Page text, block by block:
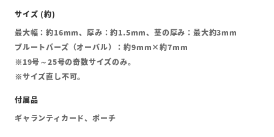
最大幅：約16mm、厚み：約1.5mm、茎の厚み：最大約3mm
ブルートパーズ（オーバル）：約9mm×約7mm
※19号～25号の奇数サイズのみ。
※サイズ直し不可。
ギャランティカード、ポーチ